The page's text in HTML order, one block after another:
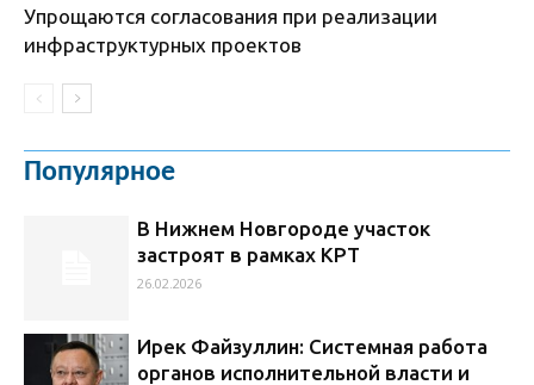
Упрощаются согласования при реализации
инфраструктурных проектов
Популярное
В Нижнем Новгороде участок
застроят в рамках КРТ
26.02.2026
Ирек Файзуллин: Системная работа
органов исполнительной власти и